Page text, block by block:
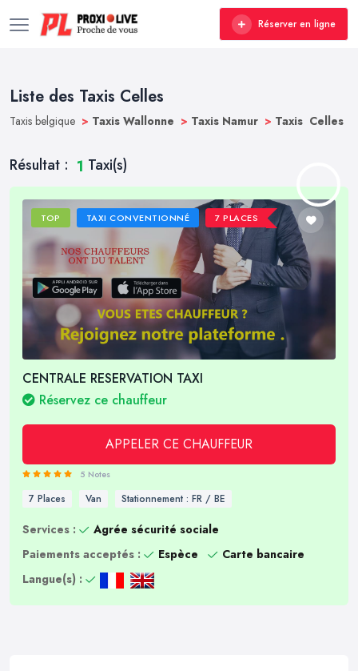
Réserver en ligne
Liste des Taxis Celles
Taxis belgique > Taxis Wallonne > Taxis Namur > Taxis Celles
Résultat : 1 Taxi(s)
TOP TAXI CONVENTIONNÉ 7 PLACES
CENTRALE RESERVATION TAXI
Réservez ce chauffeur
APPELER CE CHAUFFEUR
5 Notes
7 Places Van Stationnement : FR / BE
Services :
Agrée sécurité sociale
Paiements acceptés :
Espèce
Carte bancaire
Langue(s) :